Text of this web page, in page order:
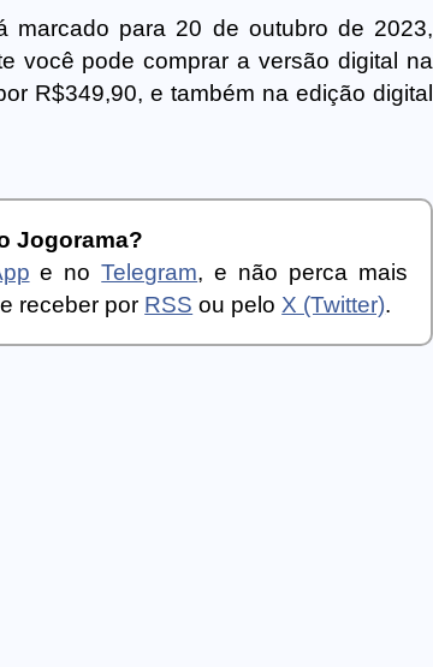
marcado para 20 de outubro de 2023,
você pode comprar a versão digital na
R$349,90, e também na edição digital
Jogorama?
e noTelegram, e não perca mais
receber por RSS ou pelo X (Twitter).